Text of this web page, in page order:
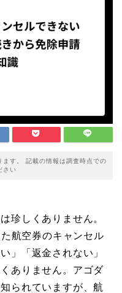
す。 記載の情報は調査時点での
さい
珍しくありません。
航空券のキャンセル
」「返金されない」
ありません。アゴダ
られていますが、航